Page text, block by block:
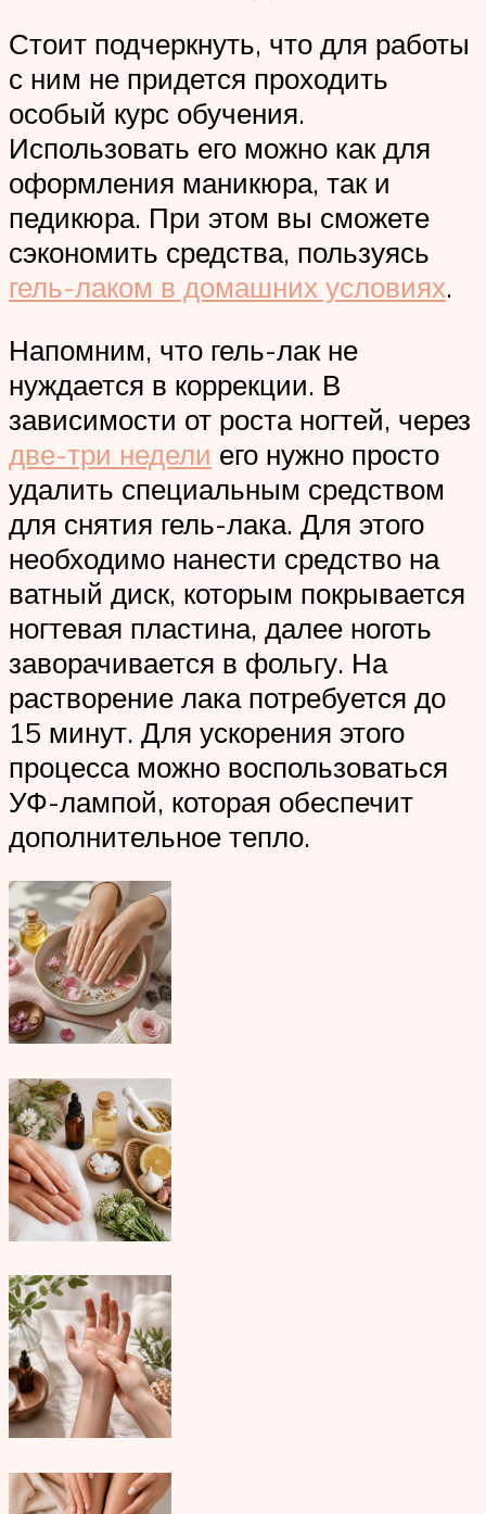
Стоит подчеркнуть, что для работы
с ним не придется проходить
особый курс обучения.
Использовать его можно как для
оформления маникюра, так и
педикюра. При этом вы сможете
сэкономить средства, пользуясь
гель-лаком в домашних условиях.
Напомним, что гель-лак не
нуждается в коррекции. В
зависимости от роста ногтей, через
две-три недели его нужно просто
удалить специальным средством
для снятия гель-лака. Для этого
необходимо нанести средство на
ватный диск, которым покрывается
ногтевая пластина, далее ноготь
заворачивается в фольгу. На
растворение лака потребуется до
15 минут. Для ускорения этого
процесса можно воспользоваться
УФ-лампой, которая обеспечит
дополнительное тепло.